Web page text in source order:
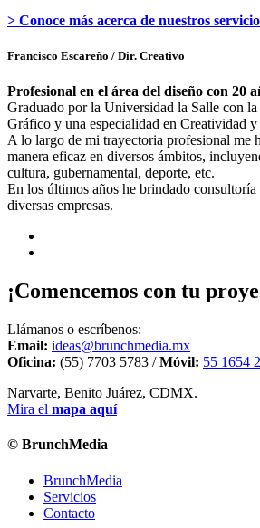
> Conoce más acerca de nuestros
Francisco Escareño / Dir. Creativo
Profesional en el área del diseño con 20
Graduado por la Universidad la Salle con
Gráfico y una especialidad en Creatividad
A lo largo de mi trayectoria profesional me
manera eficaz en diversos ámbitos,
cultura, gubernamental, deporte, etc.
En los últimos años he brindado
diversas empresas.
¡Comencemos con tu
Llámanos o escríbenos:
Email: ideas@brunchmedia.mx
Oficina: (55) 7703 5783 /Móvil: 55 1654
Narvarte, Benito Juárez, CDMX.
Mira el mapa aquí
© BrunchMedia
BrunchMedia
Servicios
Contacto